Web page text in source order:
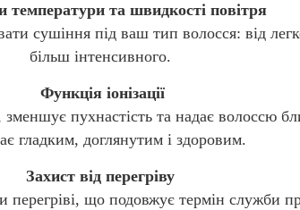
температури та швидкості повітря
сушіння під ваш тип волосся: від
більш інтенсивного.
Функція іонізації
пухнастість та надає волоссю
гладким, доглянутим і здоровим.
Захист від перегріву
що подовжує термін служби